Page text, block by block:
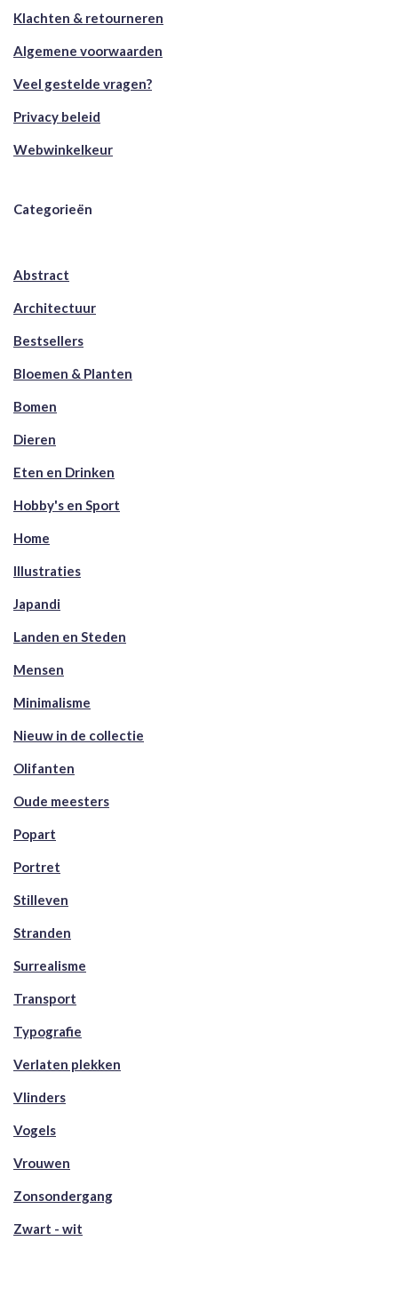
Klachten & retourneren
Algemene voorwaarden
Veel gestelde vragen?
Privacy beleid
Webwinkelkeur
Categorieën
Abstract
Architectuur
Bestsellers
Bloemen & Planten
Bomen
Dieren
Eten en Drinken
Hobby's en Sport
Home
Illustraties
Japandi
Landen en Steden
Mensen
Minimalisme
Nieuw in de collectie
Olifanten
Oude meesters
Popart
Portret
Stilleven
Stranden
Surrealisme
Transport
Typografie
Verlaten plekken
Vlinders
Vogels
Vrouwen
Zonsondergang
Zwart - wit